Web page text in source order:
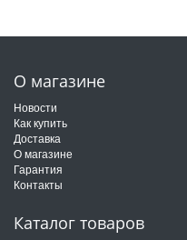
О магазине
Новости
Как купить
Доставка
О магазине
Гарантия
Контакты
Каталог товаров